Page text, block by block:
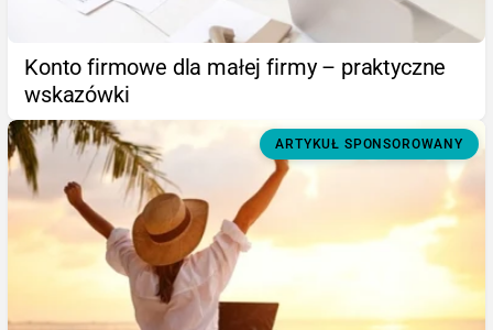
Konto firmowe dla małej firmy – praktyczne
wskazówki
ARTYKUŁ SPONSOROWANY